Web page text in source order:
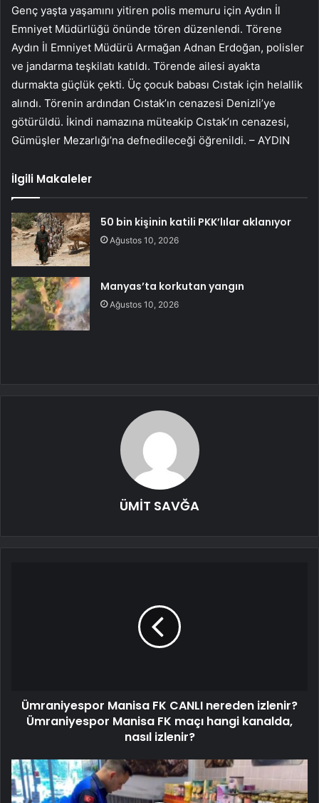
Genç yaşta yaşamını yitiren polis memuru için Aydın İl
Emniyet Müdürlüğü önünde tören düzenlendi. Törene
Aydın İl Emniyet Müdürü Armağan Adnan Erdoğan, polisler
ve jandarma teşkilatı katıldı. Törende ailesi ayakta
durmakta güçlük çekti. Üç çocuk babası Cıstak için helallik
alındı. Törenin ardından Cıstak’ın cenazesi Denizli’ye
götürüldü. İkindi namazına müteakip Cıstak’ın cenazesi,
Gümüşler Mezarlığı’na defnedileceği öğrenildi. – AYDIN
İlgili Makaleler
50 bin kişinin katili PKK’lılar aklanıyor
Ağustos 10, 2026
Manyas’ta korkutan yangın
Ağustos 10, 2026
ÜMİT SAVĞA
Ümraniyespor Manisa FK CANLI nereden izlenir?
Ümraniyespor Manisa FK maçı hangi kanalda,
nasıl izlenir?